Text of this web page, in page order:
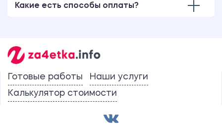
Какие есть способы оплаты?
Готовые работы
Наши услуги
Калькулятор стоимости